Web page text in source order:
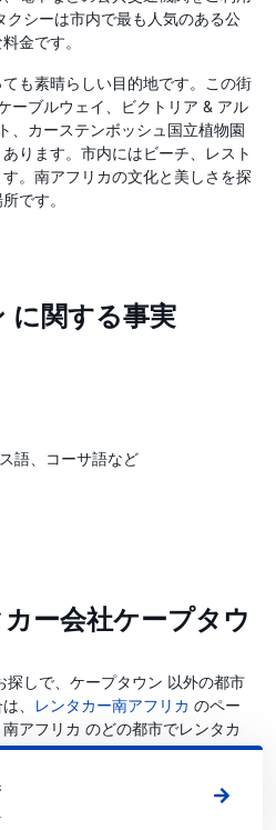
クシーは市内で最も人気のある公
金です。
も素晴らしい目的地です。この街
ーブルウェイ、ビクトリア & アル
、カーステンボッシュ国立植物園
ります。市内にはビーチ、レスト
。南アフリカの文化と美しさを探
です。
に関する事実
語、コーサ語など
ー会社ケープタウ
しで、ケープタウン 以外の都市
、
レンタカー南アフリカ のペー
アフリカ のどの都市でレンタカ
。